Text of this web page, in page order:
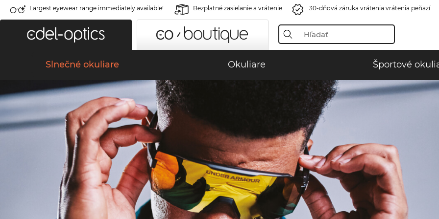
Largest eyewear range immediately available! Bezplatné zasielanie a vrátenie 30-dňová záruka vrátenia vrátenia peňazí
Slnečné okuliare Okuliare Športové